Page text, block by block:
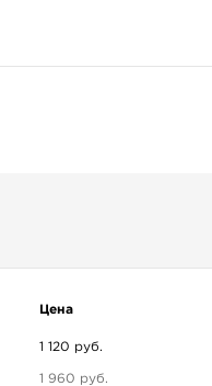
grey wash линейки
ровной подачей и
Цена
1 120 руб.
1 960 руб.